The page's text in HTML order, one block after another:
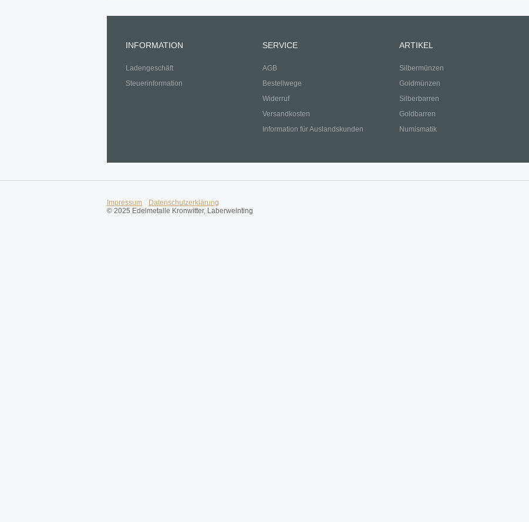
INFORMATION
Ladengeschäft
Steuerinformation
SERVICE
AGB
Bestellwege
Widerruf
Versandkosten
Information für Auslandskunden
ARTIKEL
Silbermünzen
Goldmünzen
Silberbarren
Goldbarren
Numismatik
Impressum
Datenschutzerklärung
© 2025 Edelmetalle Kronwitter, Laberweinting